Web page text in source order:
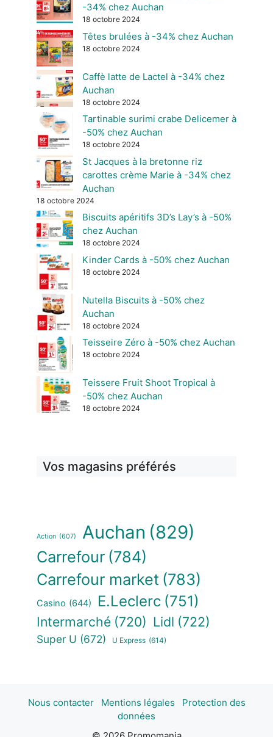
-34% chez Auchan
18 octobre 2024
Têtes brulées à -34% chez Auchan
18 octobre 2024
Caffè latte de Lactel à -34% chez
Auchan
18 octobre 2024
Tartinable surimi crabe Delicemer à
-50% chez Auchan
18 octobre 2024
St Jacques à la bretonne riz
carottes crème Marie à -34% chez
Auchan
18 octobre 2024
Biscuits apéritifs 3D’s Lay’s à -50%
chez Auchan
18 octobre 2024
Kinder Cards à -50% chez Auchan
18 octobre 2024
Nutella Biscuits à -50% chez
Auchan
18 octobre 2024
Teisseire Zéro à -50% chez Auchan
18 octobre 2024
Teissere Fruit Shoot Tropical à
-50% chez Auchan
18 octobre 2024
Vos magasins préférés
Action (607) Auchan (829)
Carrefour (784)
Carrefour market (783)
Casino (644) E.Leclerc (751)
Intermarché (720) Lidl (722)
Super U (672) U Express (614)
Nous contacter Mentions légales
Protection des
données